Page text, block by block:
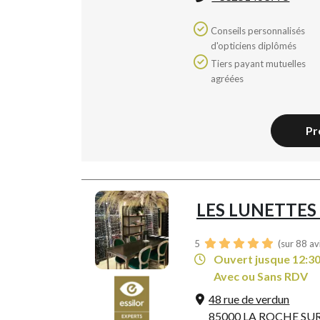
d'opticiens diplômés
agréées
LES
5 (sur 88
Ouvert jusque 12:30
Avec ou Sans RDV
48 rue de verdun
85000 LA ROCHE